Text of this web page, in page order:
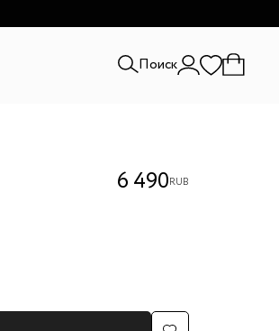
Поиск
6 490RUB